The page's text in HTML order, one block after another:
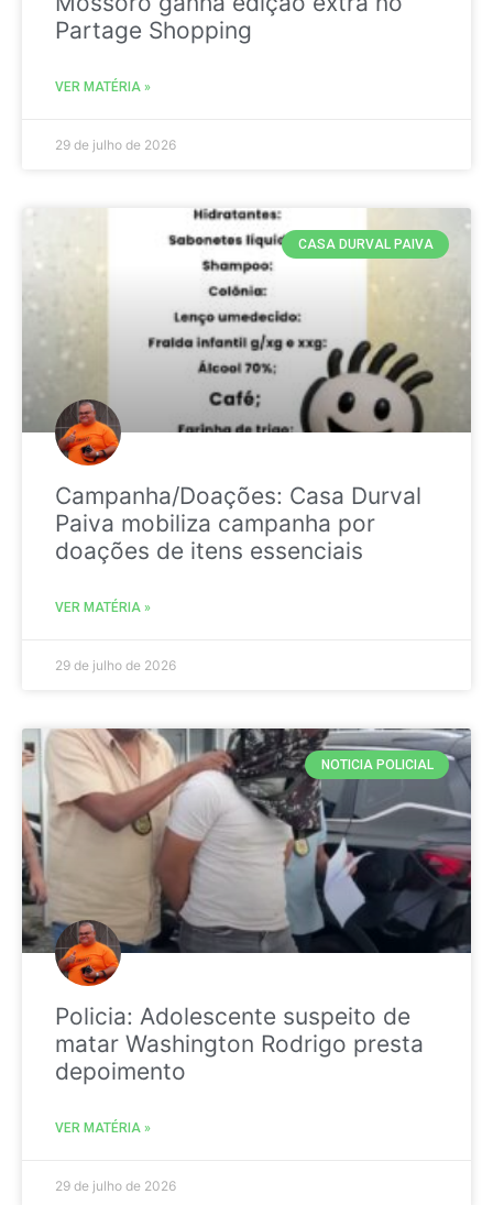
Partage Shopping
VER MATÉRIA »
29 de julho de 2026
CASA DURVAL PAIVA
Campanha/Doações: Casa Durval
Paiva mobiliza campanha por
doações de itens essenciais
VER MATÉRIA »
29 de julho de 2026
NOTICIA POLICIAL
Policia: Adolescente suspeito de
matar Washington Rodrigo presta
depoimento
VER MATÉRIA »
29 de julho de 2026